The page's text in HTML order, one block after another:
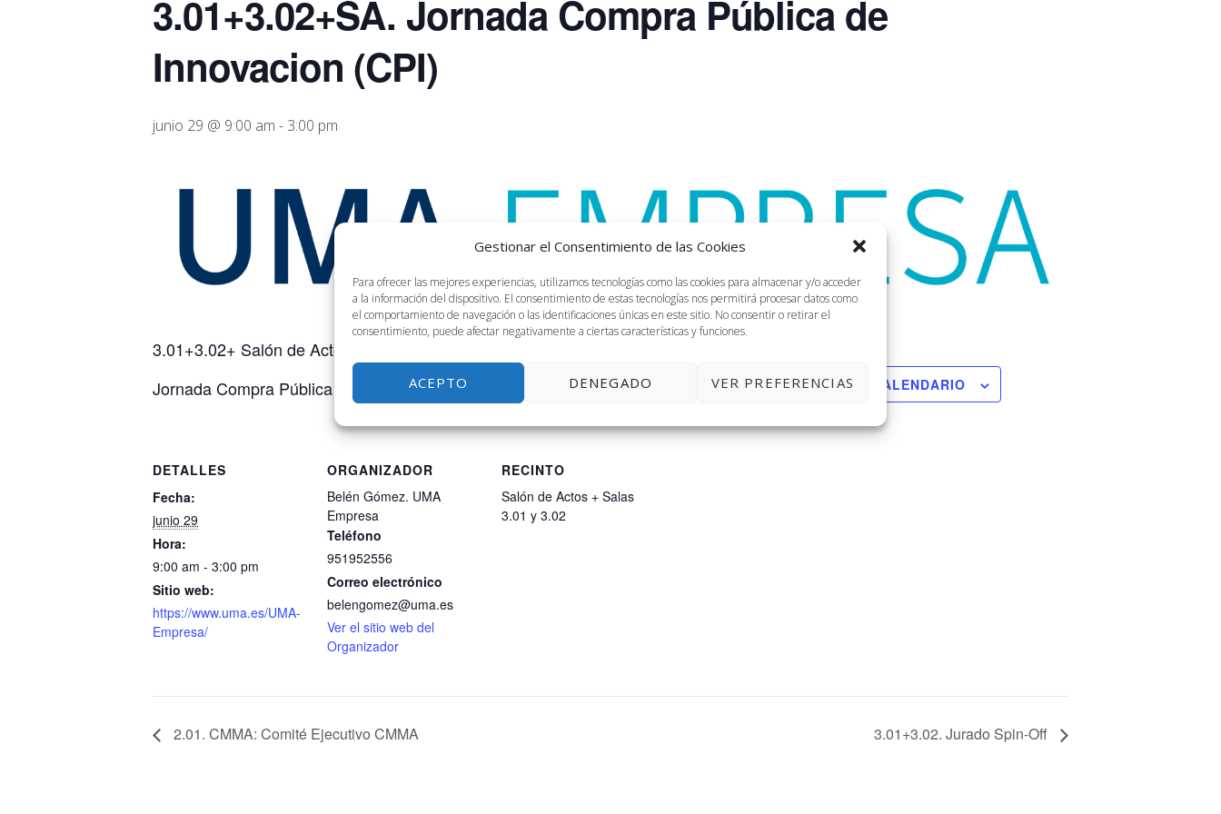
Gestionar el Consentimiento de las Cookies
Para ofrecer las mejores experiencias, utilizamos tecnologías como las cookies para almacenar y/o acceder
a la información del dispositivo. El consentimiento de estas tecnologías nos permitirá procesar datos como
el comportamiento de navegación o las identificaciones únicas en este sitio. No consentir o retirar el
consentimiento, puede afectar negativamente a ciertas características y funciones.
ACEPTO DENEGADO VER PREFERENCIAS
3.01+3.02+SA. Jornada Compra Pública de
Innovacion (CPI)
junio 29 @ 9:00 am - 3:00 pm
3.01+3.02+ Salón de Actos, de 9 a 15h
Jornada Compra Pública de Innovacion (CPI) dirigida la comunidad investigadora.
AÑADIR AL CALENDARIO
DETALLES
Fecha:
junio 29
Hora:
9:00 am - 3:00 pm
Sitio web:
https://www.uma.es/UMA-
Empresa/
ORGANIZADOR
Belén Gómez. UMA
Empresa
Teléfono
951952556
Correo electrónico
belengomez@uma.es
Ver el sitio web del
Organizador
RECINTO
Salón de Actos + Salas
3.01 y 3.02
2.01. CMMA: Comité Ejecutivo CMMA 3.01+3.02. Jurado Spin-Off